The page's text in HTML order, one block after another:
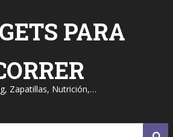
PARA
Zapatillas, Nutrición,…